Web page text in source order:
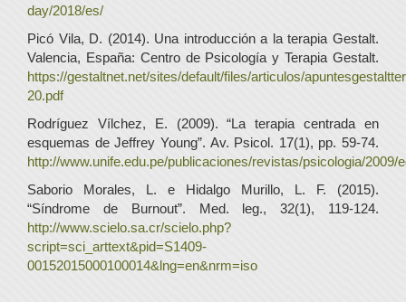
day/2018/es/
Picó Vila, D. (2014). Una introducción a la terapia Gestalt.
Valencia, España: Centro de Psicología y Terapia Gestalt.
https://gestaltnet.net/sites/default/files/articulos/
20.pdf
Rodríguez Vílchez, E. (2009). “La terapia centrada en
esquemas de Jeffrey Young”. Av. Psicol. 17(1), pp. 59-74.
http://www.unife.edu.pe/publicaciones/revistas/psicologia/2009/
Saborio Morales, L. e Hidalgo Murillo, L. F. (2015).
“Síndrome de Burnout”. Med. leg., 32(1), 119-124.
http://www.scielo.sa.cr/scielo.php?
script=sci_arttext&pid=S1409-
00152015000100014&lng=en&nrm=iso